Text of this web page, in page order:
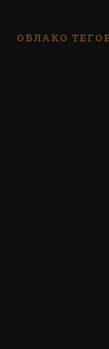
ОБЛАКО